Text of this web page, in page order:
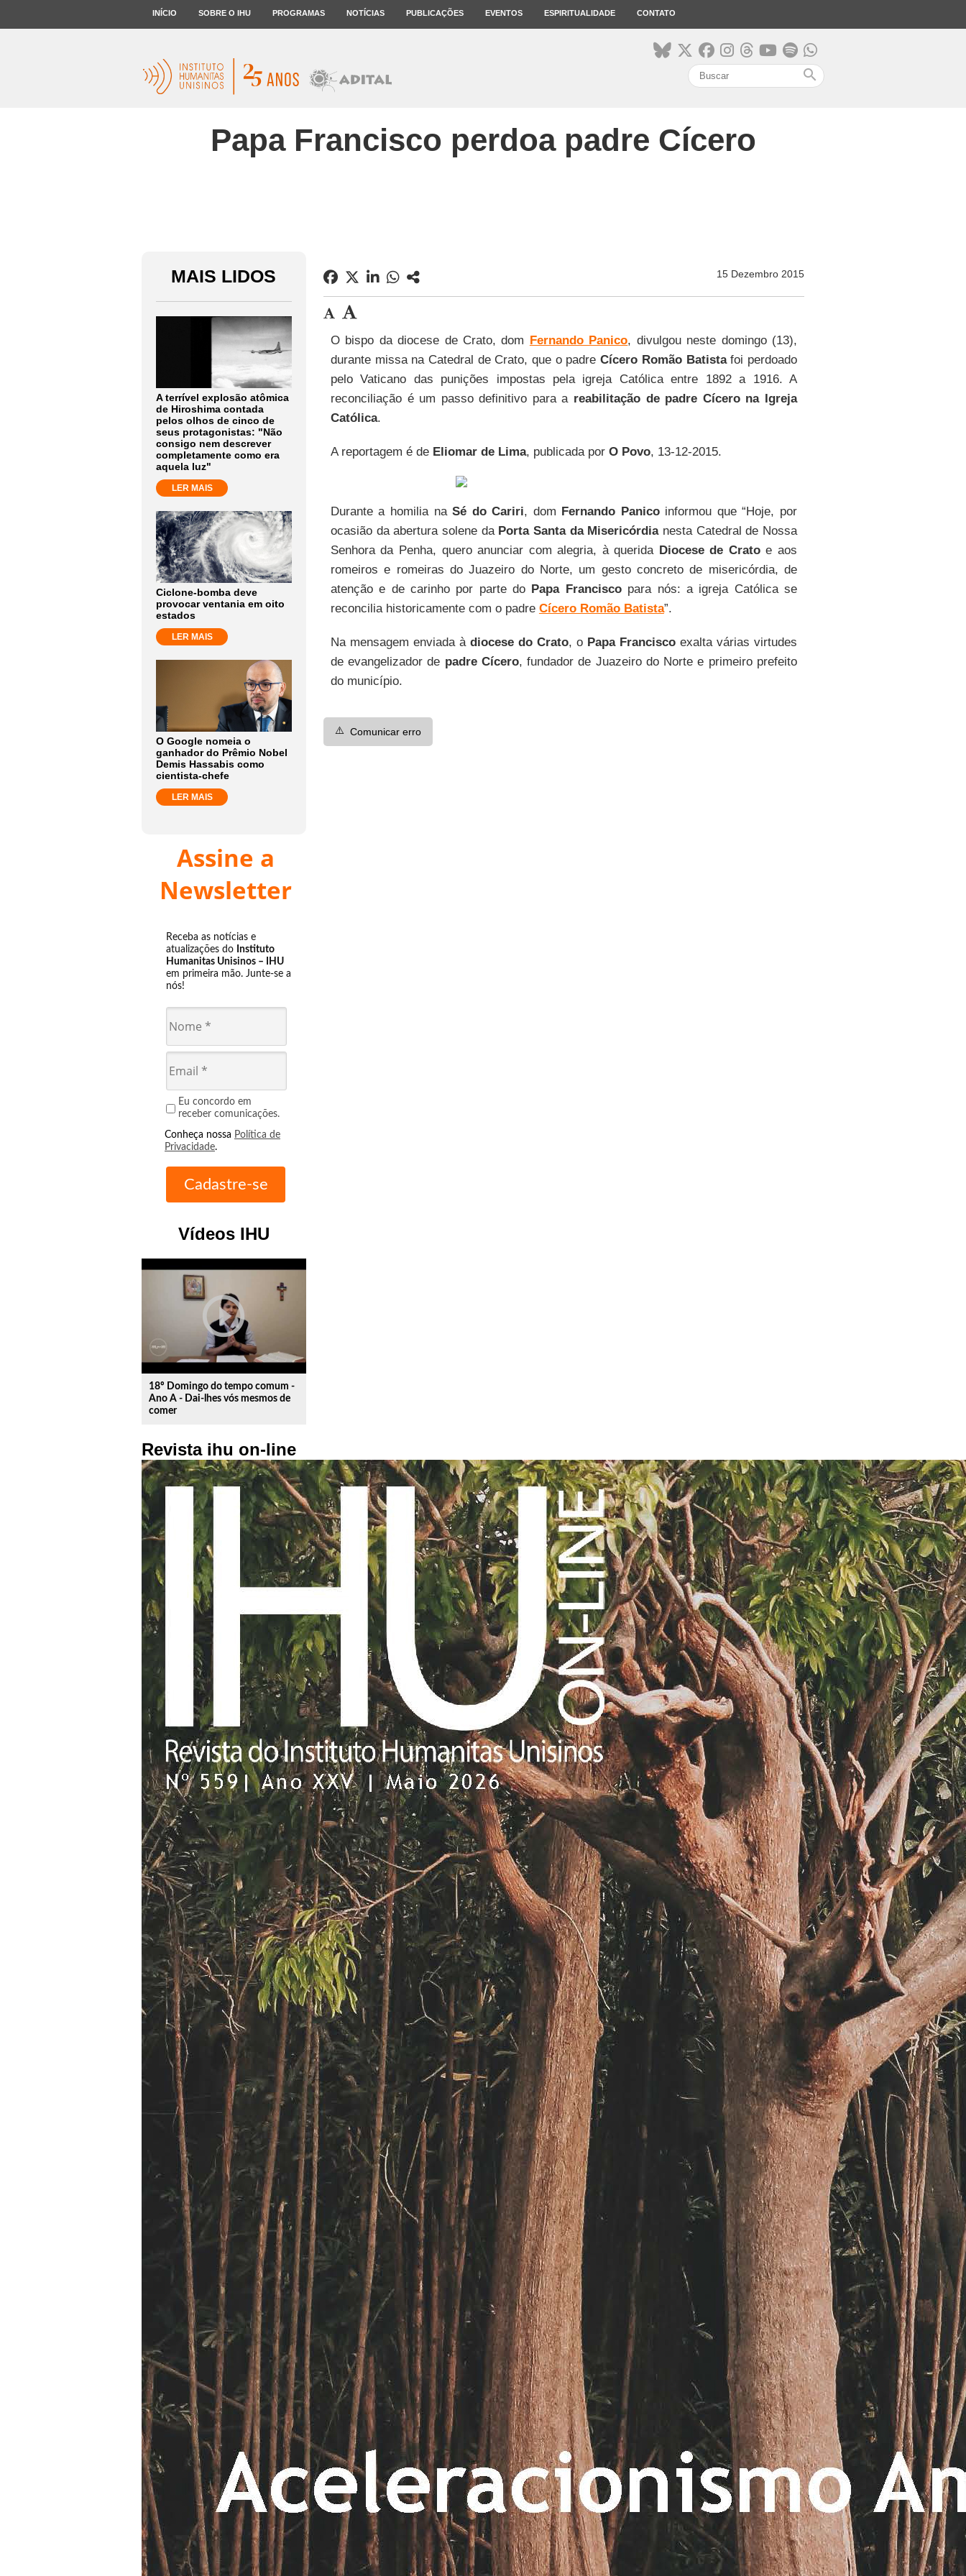
INÍCIO SOBRE O IHU PROGRAMAS NOTÍCIAS PUBLICAÇÕES EVENTOS ESPIRITUALIDADE CONTATO
search
Papa Francisco perdoa padre Cícero
MAIS LIDOS
A terrível explosão atômica
de Hiroshima contada
pelos olhos de cinco de
seus protagonistas: "Não
consigo nem descrever
completamente como era
aquela luz"
LER MAIS
Ciclone-bomba deve
provocar ventania em oito
estados
LER MAIS
O Google nomeia o
ganhador do Prêmio Nobel
Demis Hassabis como
cientista-chefe
LER MAIS
Assine a
Newsletter
Receba as notícias e
atualizações do Instituto
Humanitas Unisinos – IHU
em primeira mão. Junte-se a
nós!
Eu concordo em
receber comunicações.
Conheça nossa Política de
Privacidade.
Vídeos IHU
play_circle_outline
18º Domingo do tempo comum -
Ano A - Dai-lhes vós mesmos de
comer
Revista ihu on-line
15 Dezembro 2015
O bispo da diocese de Crato, dom Fernando Panico, divulgou neste domingo (13),
durante missa na Catedral de Crato, que o padreCícero Romão Batistafoi perdoado
pelo Vaticano das punições impostas pela igreja Católica entre 1892 a 1916. A
reconciliação é um passo definitivo para a reabilitação de padre Cícero na Igreja
Católica.
A reportagem é de Eliomar de Lima, publicada por O Povo, 13-12-2015.
Durante a homilia naSé do Cariri, dom Fernando Panicoinformou que “Hoje, por
ocasião da abertura solene da Porta Santa da Misericórdianesta Catedral de Nossa
Senhora da Penha, quero anunciar com alegria, à querida Diocese de Cratoe aos
romeiros e romeiras do Juazeiro do Norte, um gesto concreto de misericórdia, de
atenção e de carinho por parte do Papa Franciscopara nós: a igreja Católica se
reconcilia historicamente com o padre Cícero Romão Batista”.
Na mensagem enviada à diocese do Crato, o Papa Franciscoexalta várias virtudes
de evangelizador de padre Cícero, fundador de Juazeiro do Norte e primeiro prefeito
do município.
⚠️ Comunicar erro